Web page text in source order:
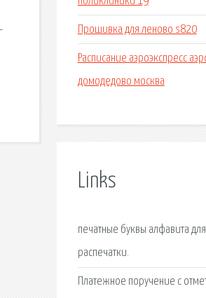
Прошивка для леново s820
Расписание аэроэкспресс
домодедово москва
Links
печатные буквы алфавита для
распечатки.
Платежное поручение с